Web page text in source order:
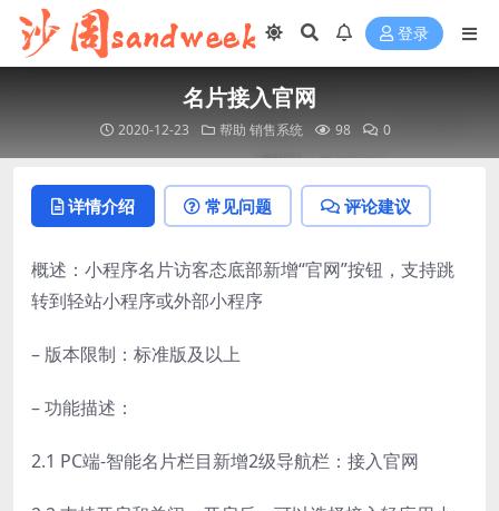
登录
名片接入官网
2020-12-23 帮助 销售系统 98 0
详情介绍 常见问题 评论建议
概述：小程序名片访客态底部新增“官网”按钮，支持跳
转到轻站小程序或外部小程序
– 版本限制：标准版及以上
– 功能描述：
2.1 PC端-智能名片栏目新增2级导航栏：接入官网